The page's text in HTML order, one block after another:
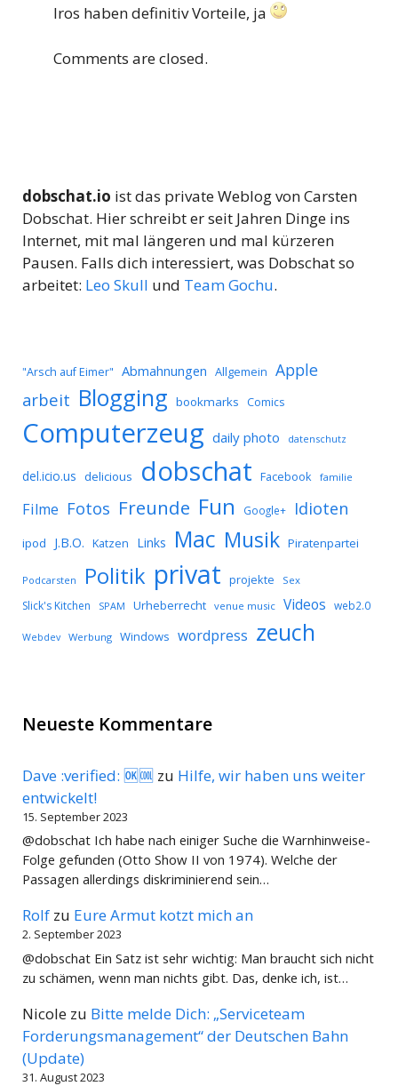
Iros haben definitiv Vorteile, ja
Comments are closed.
dobschat.io ist das private Weblog von Carsten
Dobschat. Hier schreibt er seit Jahren Dinge ins
Internet, mit mal längeren und mal kürzeren
Pausen. Falls dich interessiert, was Dobschat so
arbeitet: Leo Skull und Team Gochu.
"Arsch auf Eimer" Abmahnungen Allgemein Apple
arbeit Blogging bookmarks Comics
Computerzeug daily photo datenschutz
del.icio.us delicious dobschat Facebook familie
Filme Fotos Freunde Fun Google+ Idioten
ipod J.B.O. Katzen Links Mac Musik Piratenpartei
Podcarsten Politik privat projekte Sex
Slick's Kitchen SPAM Urheberrecht venue music Videos web2.0
Webdev Werbung Windows wordpress zeuch
Neueste Kommentare
Dave :verified: 🆗🆒 zu Hilfe, wir haben uns weiter
entwickelt!
15. September 2023
@dobschat Ich habe nach einiger Suche die Warnhinweise-
Folge gefunden (Otto Show II von 1974). Welche der
Passagen allerdings diskriminierend sein…
Rolf zu Eure Armut kotzt mich an
2. September 2023
@dobschat Ein Satz ist sehr wichtig: Man braucht sich nicht
zu schämen, wenn man nichts gibt. Das, denke ich, ist…
Nicole zu Bitte melde Dich: „Serviceteam
Forderungsmanagement“ der Deutschen Bahn
(Update)
31. August 2023